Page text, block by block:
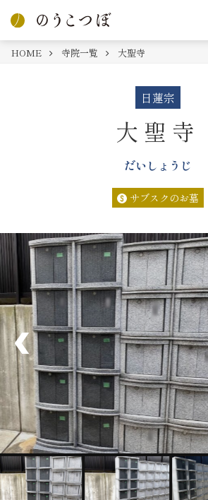
HOME 寺院一覧 大聖寺
日蓮宗
大聖寺
だいしょうじ
サブスクのお墓